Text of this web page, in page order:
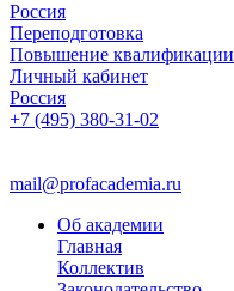
Россия
Переподготовка
Повышение квалификации
Личный кабинет
Россия
+7 (495) 380-31-02
mail@profacademia.ru
Об академии
Главная
Коллектив